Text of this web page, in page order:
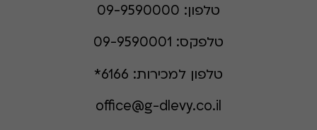
טלפון:
טלפקס:
טלפון למכירות:
office@g-dlevy.co.il